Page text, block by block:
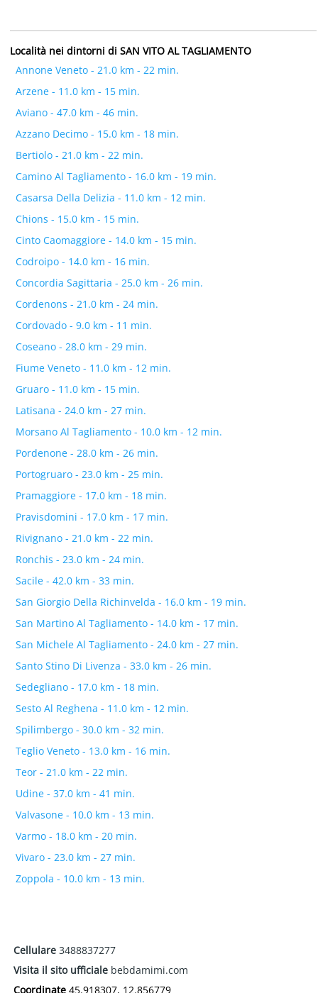
Località nei dintorni di SAN VITO AL TAGLIAMENTO
Annone Veneto - 21.0 km - 22 min.
Arzene - 11.0 km - 15 min.
Aviano - 47.0 km - 46 min.
Azzano Decimo - 15.0 km - 18 min.
Bertiolo - 21.0 km - 22 min.
Camino Al Tagliamento - 16.0 km - 19 min.
Casarsa Della Delizia - 11.0 km - 12 min.
Chions - 15.0 km - 15 min.
Cinto Caomaggiore - 14.0 km - 15 min.
Codroipo - 14.0 km - 16 min.
Concordia Sagittaria - 25.0 km - 26 min.
Cordenons - 21.0 km - 24 min.
Cordovado - 9.0 km - 11 min.
Coseano - 28.0 km - 29 min.
Fiume Veneto - 11.0 km - 12 min.
Gruaro - 11.0 km - 15 min.
Latisana - 24.0 km - 27 min.
Morsano Al Tagliamento - 10.0 km - 12 min.
Pordenone - 28.0 km - 26 min.
Portogruaro - 23.0 km - 25 min.
Pramaggiore - 17.0 km - 18 min.
Pravisdomini - 17.0 km - 17 min.
Rivignano - 21.0 km - 22 min.
Ronchis - 23.0 km - 24 min.
Sacile - 42.0 km - 33 min.
San Giorgio Della Richinvelda - 16.0 km - 19 min.
San Martino Al Tagliamento - 14.0 km - 17 min.
San Michele Al Tagliamento - 24.0 km - 27 min.
Santo Stino Di Livenza - 33.0 km - 26 min.
Sedegliano - 17.0 km - 18 min.
Sesto Al Reghena - 11.0 km - 12 min.
Spilimbergo - 30.0 km - 32 min.
Teglio Veneto - 13.0 km - 16 min.
Teor - 21.0 km - 22 min.
Udine - 37.0 km - 41 min.
Valvasone - 10.0 km - 13 min.
Varmo - 18.0 km - 20 min.
Vivaro - 23.0 km - 27 min.
Zoppola - 10.0 km - 13 min.
Cellulare 3488837277
Visita il sito ufficiale bebdamimi.com
Coordinate 45.918307, 12.856779